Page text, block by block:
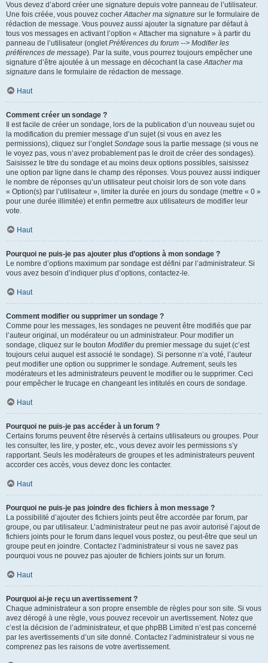
Vous devez d’abord créer une signature depuis votre panneau de l’utilisateur.
Une fois créée, vous pouvez cocherAttacher ma signature sur le formulaire de
rédaction de message. Vous pouvez aussi ajouter la signature par défaut à
tous vos messages en activant l’option « Attacher ma signature » à partir du
panneau de l’utilisateur (ongletPréférences du forum --> Modifier les
préférences de message). Par la suite, vous pourrez toujours empêcher une
signature d’être ajoutée à un message en décochant la caseAttacher ma
signature dans le formulaire de rédaction de message.
Haut
Comment créer un sondage ?
Il est facile de créer un sondage, lors de la publication d’un nouveau sujet ou
la modification du premier message d’un sujet (si vous en avez les
permissions), cliquez sur l’ongletSondage sous la partie message (si vous ne
le voyez pas, vous n’avez probablement pas le droit de créer des sondages).
Saisissez le titre du sondage et au moins deux options possibles, saisissez
une option par ligne dans le champ des réponses. Vous pouvez aussi indiquer
le nombre de réponses qu’un utilisateur peut choisir lors de son vote dans
« Option(s) par l’utilisateur », limiter la durée en jours du sondage (mettre « 0 »
pour une durée illimitée) et enfin permettre aux utilisateurs de modifier leur
vote.
Haut
Pourquoi ne puis-je pas ajouter plus d’options à mon sondage ?
Le nombre d’options maximum par sondage est défini par l’administrateur. Si
vous avez besoin d’indiquer plus d’options, contactez-le.
Haut
Comment modifier ou supprimer un sondage ?
Comme pour les messages, les sondages ne peuvent être modifiés que par
l’auteur original, un modérateur ou un administrateur. Pour modifier un
sondage, cliquez sur le bouton Modifierdu premier message du sujet (c’est
toujours celui auquel est associé le sondage). Si personne n’a voté, l’auteur
peut modifier une option ou supprimer le sondage. Autrement, seuls les
modérateurs et les administrateurs peuvent le modifier ou le supprimer. Ceci
pour empêcher le trucage en changeant les intitulés en cours de sondage.
Haut
Pourquoi ne puis-je pas accéder à un forum ?
Certains forums peuvent être réservés à certains utilisateurs ou groupes. Pour
les consulter, les lire, y poster, etc., vous devez avoir les permissions s’y
rapportant. Seuls les modérateurs de groupes et les administrateurs peuvent
accorder ces accès, vous devez donc les contacter.
Haut
Pourquoi ne puis-je pas joindre des fichiers à mon message ?
La possibilité d’ajouter des fichiers joints peut être accordée par forum, par
groupe, ou par utilisateur. L’administrateur peut ne pas avoir autorisé l’ajout de
fichiers joints pour le forum dans lequel vous postez, ou peut-être que seul un
groupe peut en joindre. Contactez l’administrateur si vous ne savez pas
pourquoi vous ne pouvez pas ajouter de fichiers joints sur un forum.
Haut
Pourquoi ai-je reçu un avertissement ?
Chaque administrateur a son propre ensemble de règles pour son site. Si vous
avez dérogé à une règle, vous pouvez recevoir un avertissement. Notez que
c’est la décision de l’administrateur, et que phpBB Limited n’est pas concerné
par les avertissements d’un site donné. Contactez l’administrateur si vous ne
comprenez pas les raisons de votre avertissement.